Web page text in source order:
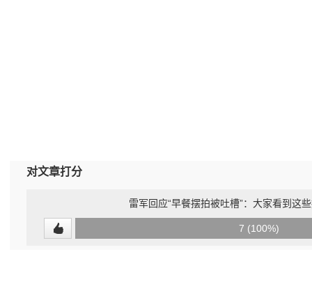
对文章打分
雷军回应“早餐摆拍被吐槽”：大家看到这
7 (100%)